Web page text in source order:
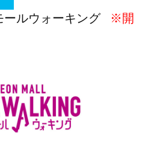
ールウォーキング
※開